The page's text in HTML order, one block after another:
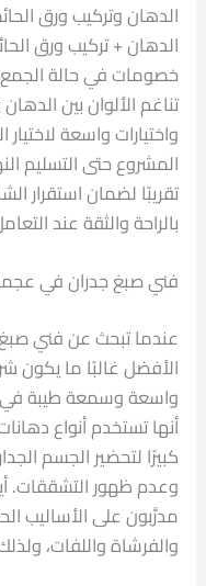
الدهان وتركيب ورق
الدهان + تركيب ورق
خصومات في حالة
تناغم الألوان بين
واختيارات واسعة لاختيار
المشروع حتى التسليم
تقريبًا لضمان استقرار
بالراحة والثقة عند
فني صبغ جدران في
عندما تبحث عن فني صبغ
الأفضل غالبًا ما يكون
واسعة وسمعة طيبة في
أنها تستخدم أنواع
كبيرًا لتحضير الجسم
وعدم ظهور التشققات.
مدرَّبون على الأساليب
والفرشاة واللفات،